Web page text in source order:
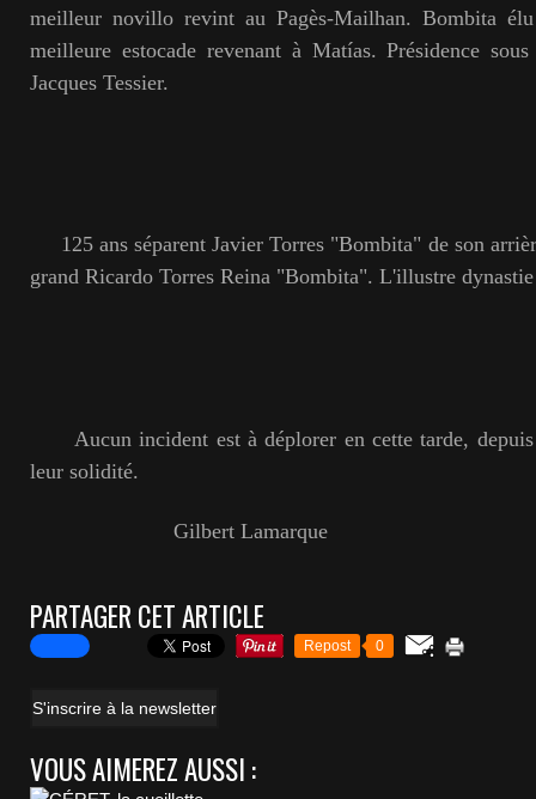
meilleur novillo revint au Pagès-Mailhan. Bombita
meilleure estocade revenant à Matías. Présidence
Jacques Tessier.
125 ans séparent Javier Torres "Bombita" de son
grand Ricardo Torres Reina "Bombita". L'illustre dynastie
Aucun incident est à déplorer en cette tarde, depuis
leur solidité.
Gilbert Lamarque
PARTAGER CET ARTICLE
Repost 0
S'inscrire à la newsletter
VOUS AIMEREZ AUSSI :